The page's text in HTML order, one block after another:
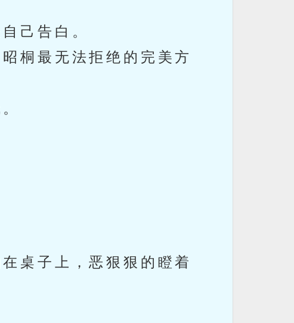
己告白。
桐最无法拒绝的完美方
桌子上，恶狠狠的瞪着